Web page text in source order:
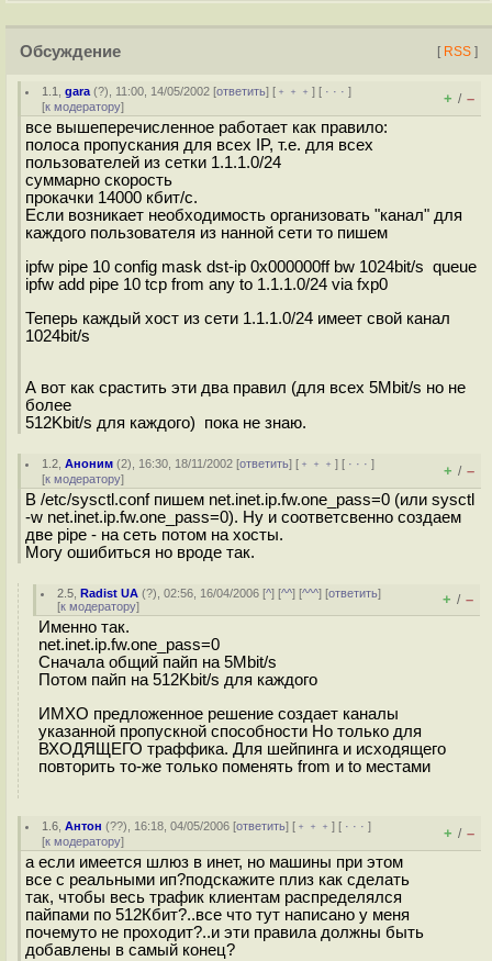
Обсуждение [ RSS ]
1.1 ,gara (?), 11:00, 14/05/2002 [ответить] [ ﹢﹢﹢] [ · · ·]
[к модератору] + / –
все вышеперечисленное работает как правило:
полоса пропускания для всех IP, т.е. для всех
пользователей из сетки 1.1.1.0/24
суммарно скорость
прокачки 14000 кбит/с.
Если возникает необходимость организовать "канал" для
каждого пользователя из нанной сети то пишем
ipfw pipe 10 config mask dst-ip 0x000000ff bw 1024bit/s queue
ipfw add pipe 10 tcp from any to 1.1.1.0/24 via fxp0
Теперь каждый хост из сети 1.1.1.0/24 имеет свой канал
1024bit/s
А вот как срастить эти два правил (для всех 5Mbit/s но не
более
512Kbit/s для каждого) пока не знаю.
1.2 ,Аноним (2), 16:30, 18/11/2002 [ответить] [ ﹢﹢﹢] [ · · ·]
[к модератору] + / –
В /etc/sysctl.conf пишем net.inet.ip.fw.one_pass=0 (или sysctl
-w net.inet.ip.fw.one_pass=0). Ну и соответсвенно создаем
две pipe - на сеть потом на хосты.
Могу ошибиться но вроде так.
2.5 ,Radist UA (?), 02:56, 16/04/2006 [^] [^^] [^^^] [ответить]
[к модератору] + / –
Именно так.
net.inet.ip.fw.one_pass=0
Сначала общий пайп на 5Mbit/s
Потом пайп на 512Kbit/s для каждого
ИМХО предложенное решение создает каналы
указанной пропускной способности Но только для
ВХОДЯЩЕГО траффика. Для шейпинга и исходящего
повторить то-же только поменять from и to местами
1.6 ,Антон (??), 16:18, 04/05/2006 [ответить] [ ﹢﹢﹢] [ · · ·]
[к модератору] + / –
а если имеется шлюз в инет, но машины при этом
все с реальными ип?подскажите плиз как сделать
так, чтобы весь трафик клиентам распределялся
пайпами по 512Кбит?..все что тут написано у меня
почемуто не проходит?..и эти правила должны быть
добавлены в самый конец?